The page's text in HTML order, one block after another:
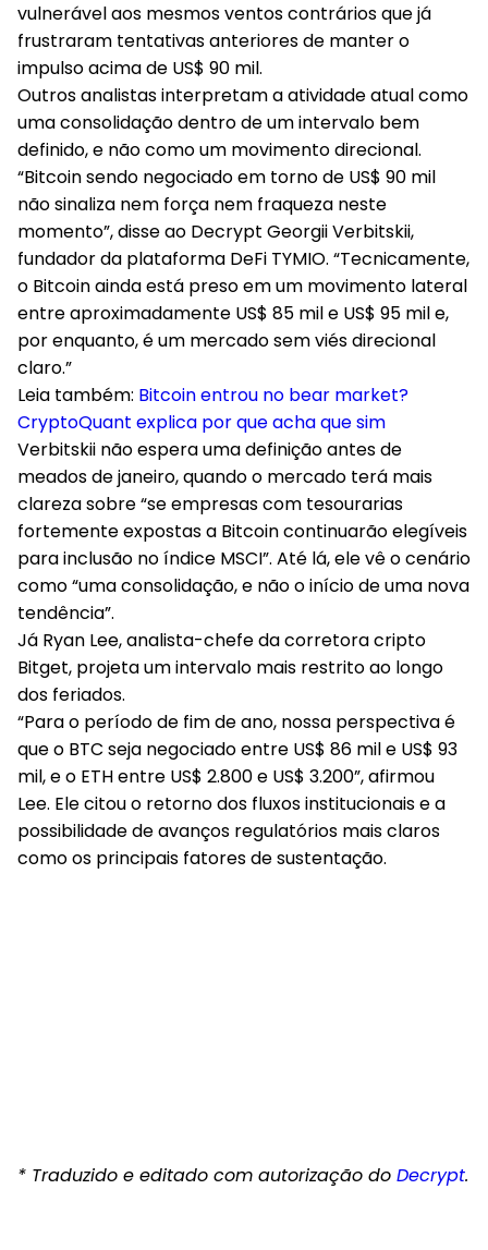
vulnerável aos mesmos ventos contrários que já
frustraram tentativas anteriores de manter o
impulso acima de US$ 90 mil.
Outros analistas interpretam aatividade atual como
uma consolidação dentro de um intervalo bem
definido, e não como um movimento direcional.
“Bitcoin sendo negociado em torno de US$ 90 mil
não sinaliza nem força nem fraqueza neste
momento”, disse ao Decrypt Georgii Verbitskii,
fundador da plataforma DeFi TYMIO. “Tecnicamente,
o Bitcoin ainda está preso em um movimento lateral
entre aproximadamente US$ 85 mil e US$ 95 mil e,
por enquanto, é um mercado sem viés direcional
claro.”
Leia também: Bitcoin entrou no bear market?
CryptoQuant explica por que acha que sim
Verbitskii não espera uma definição antes de
meados de janeiro,quando o mercado terá mais
clareza sobre “se empresas com tesourarias
fortemente expostas a Bitcoin continuarão elegíveis
para inclusão no índice MSCI”. Até lá, ele vê o cenário
como “uma consolidação, e não o início de uma nova
tendência”.
Já Ryan Lee, analista-chefe da corretora cripto
Bitget, projeta um intervalo mais restrito ao longo
dos feriados.
“Para o período de fim de ano, nossa perspectiva é
que o BTC seja negociado entre US$ 86 mil e US$ 93
mil, e o ETH entre US$ 2.800 e US$ 3.200”, afirmou
Lee. Ele citou o retorno dos fluxos institucionais e a
possibilidade de avanços regulatórios mais claros
como os principais fatores de sustentação.
* Traduzido e editado com autorização do Decrypt.